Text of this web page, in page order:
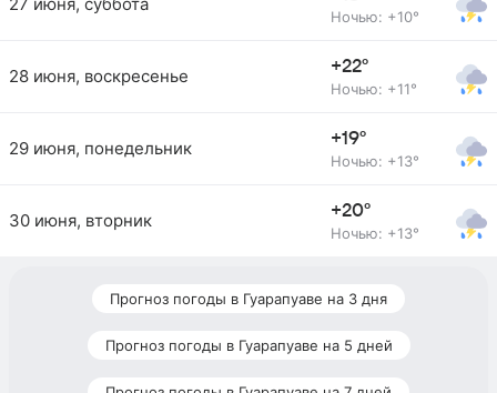
Ночью: +10°
28 июня, воскресенье +22°
Ночью: +11°
29 июня, понедельник +19°
Ночью: +13°
30 июня, вторник +20°
Ночью: +13°
Прогноз погоды в Гуарапуаве на 3 дня
Прогноз погоды в Гуарапуаве на 5 дней